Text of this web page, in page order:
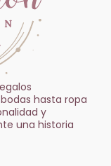
hasta ropa
y
una historia